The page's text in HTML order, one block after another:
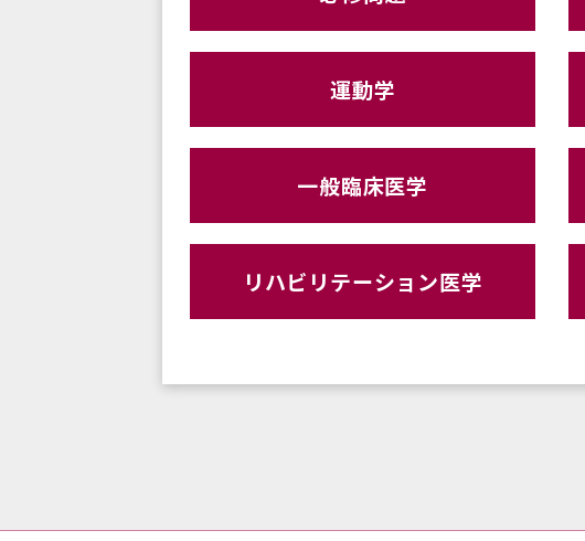
運動学
一般臨床医学
リハビリテーション医学